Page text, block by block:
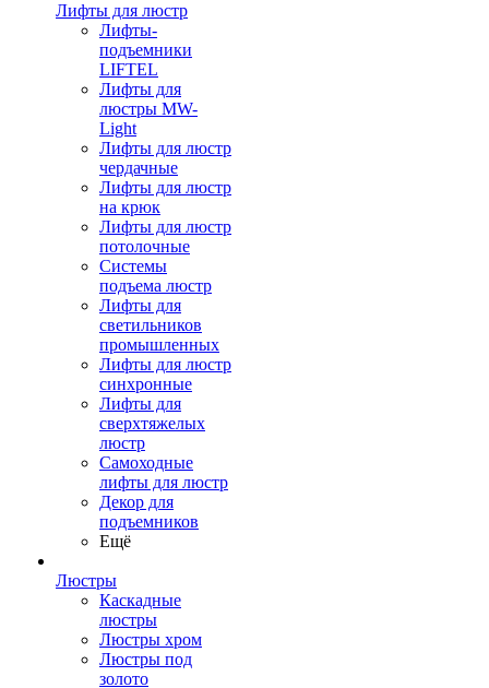
Лифты для люстр
Лифты-
подъемники
LIFTEL
Лифты для
люстры MW-
Light
Лифты для люстр
чердачные
Лифты для люстр
на крюк
Лифты для люстр
потолочные
Системы
подъема люстр
Лифты для
светильников
промышленных
Лифты для люстр
синхронные
Лифты для
сверхтяжелых
люстр
Самоходные
лифты для люстр
Декор для
подъемников
Ещё
Люстры
Каскадные
люстры
Люстры хром
Люстры под
золото